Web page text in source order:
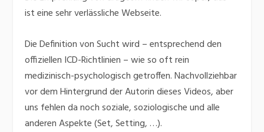
ist eine sehr verlässliche Webseite.
Die Definition von Sucht wird – entsprechend den
offiziellen ICD-Richtlinien – wie so oft rein
medizinisch-psychologisch getroffen. Nachvollziehbar
vor dem Hintergrund der Autorin dieses Videos, aber
uns fehlen da noch soziale, soziologische und alle
anderen Aspekte (Set, Setting, …).